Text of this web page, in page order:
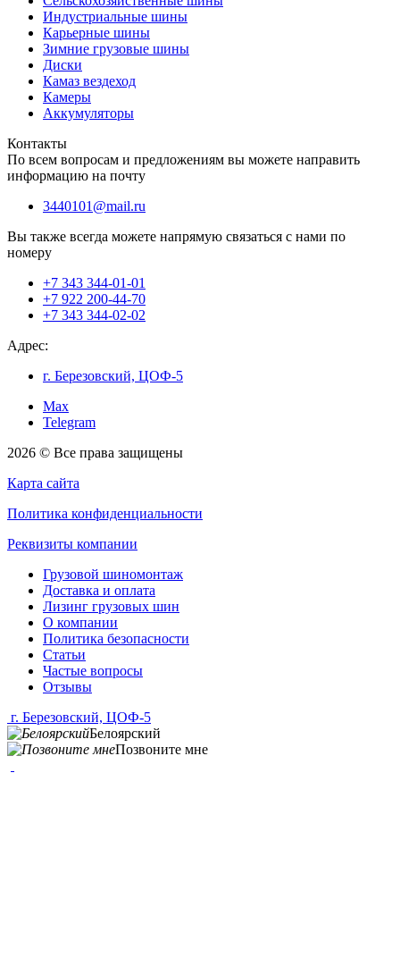
Индустриальные шины
Карьерные шины
Зимние грузовые шины
Диски
Камаз вездеход
Камеры
Аккумуляторы
Контакты
По всем вопросам и предложениям вы можете направить
информацию на почту
3440101@mail.ru
Вы также всегда можете напрямую связаться с нами по
номеру
+7 343 344-01-01
+7 922 200-44-70
+7 343 344-02-02
Адрес:
г. Березовский, ЦОФ-5
Max
Telegram
2026 © Все права защищены
Карта сайта
Политика конфиденциальности
Реквизиты компании
Грузовой шиномонтаж
Доставка и оплата
Лизинг грузовых шин
О компании
Политика безопасности
Статьи
Частые вопросы
Отзывы
г. Березовский, ЦОФ-5
Белоярский
Позвоните мне